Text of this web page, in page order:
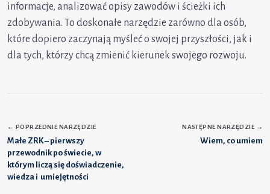
informacje, analizować opisy zawodów i ścieżki ich
zdobywania. To doskonałe narzędzie zarówno dla osób,
które dopiero zaczynają myśleć o swojej przyszłości, jak i
dla tych, którzy chcą zmienić kierunek swojego rozwoju.
← POPRZEDNIE NARZĘDZIE
Małe ZRK – pierwszy
przewodnik po świecie, w
którym liczą się doświadczenie,
wiedza i umiejętności
NASTĘPNE NARZĘDZIE →
Wiem, co umiem